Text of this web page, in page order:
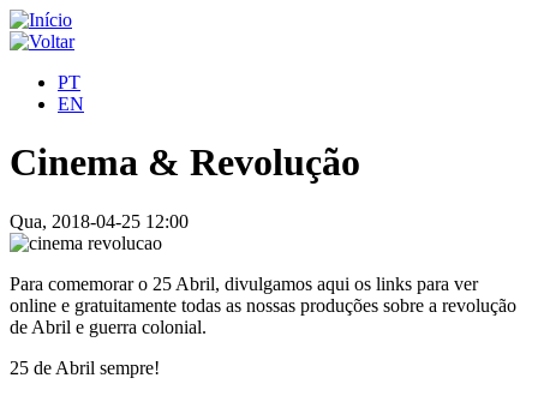
PT
EN
Cinema & Revolução
Qua, 2018-04-25 12:00
Para comemorar o 25 Abril, divulgamos aqui os links para ver
online e gratuitamente todas as nossas produções sobre a revolução
de Abril e guerra colonial.
25 de Abril sempre!